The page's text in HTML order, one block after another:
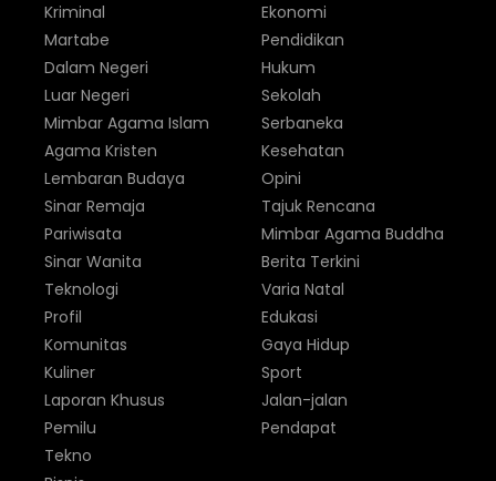
Kriminal
Martabe
Dalam Negeri
Luar Negeri
Ekonomi
Pendidikan
Hukum
Sekolah
Mimbar Agama Islam
Agama Kristen
Lembaran Budaya
Sinar Remaja
Pariwisata
Sinar Wanita
Serbaneka
Kesehatan
Opini
Tajuk Rencana
Mimbar Agama Buddha
Berita Terkini
Teknologi
Profil
Komunitas
Kuliner
Laporan Khusus
Pemilu
Varia Natal
Edukasi
Gaya Hidup
Sport
Jalan-jalan
Pendapat
Tekno